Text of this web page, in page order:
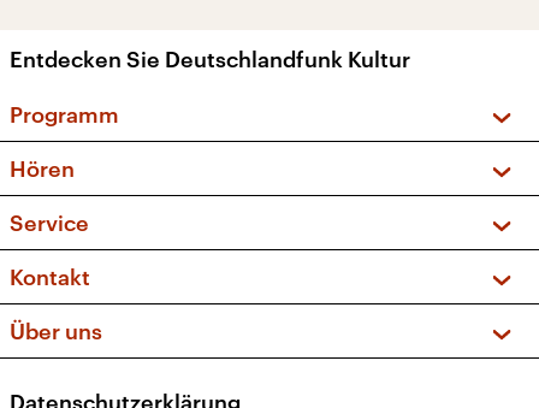
Entdecken Sie Deutschlandfunk Kultur
Programm
Sendungen und Podcasts
Musikliste
Kakadu – Das Kinderprogramm
Hören
Frequenzen (UKW + DAB+)
Service
FAQ
Apps
Newsletter
Kontakt
Social Media
Über uns
Datenschutzerklärung